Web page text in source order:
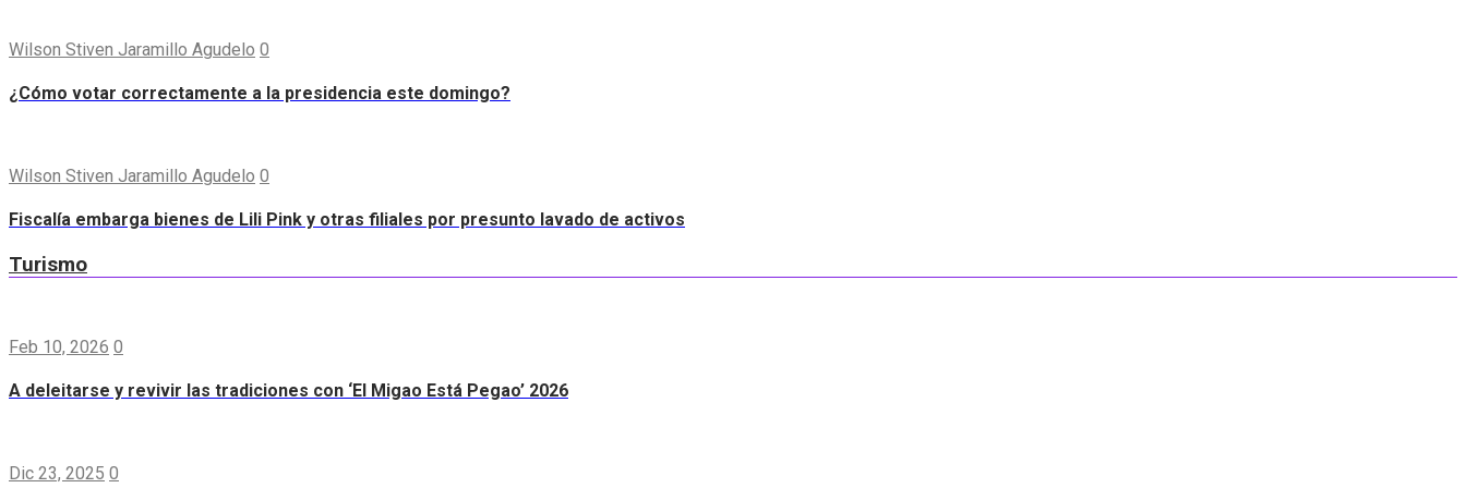
Wilson Stiven Jaramillo Agudelo 0
¿Cómo votar correctamente a la presidencia este domingo?
Wilson Stiven Jaramillo Agudelo 0
Fiscalía embarga bienes de Lili Pink y otras filiales por presunto lavado de activos
Turismo
Feb 10, 2026 0
A deleitarse y revivir las tradiciones con ‘El Migao Está Pegao’ 2026
Dic 23, 2025 0